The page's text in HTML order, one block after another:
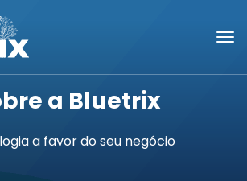
a Bluetrix
a favor do seu negócio